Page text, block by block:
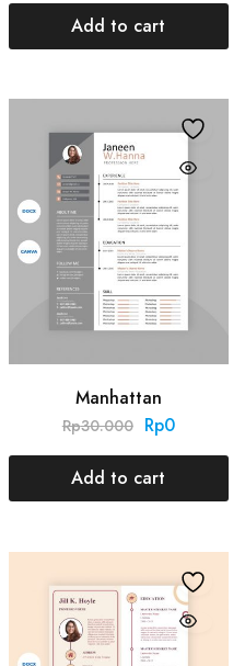
Add to cart
Manhattan
Rp30.000 Rp0
Add to cart